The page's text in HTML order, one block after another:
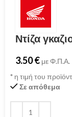
Ντίζα
3.50€ με Φ.Π.Α.
*η τιμή του
Σε απόθεμα